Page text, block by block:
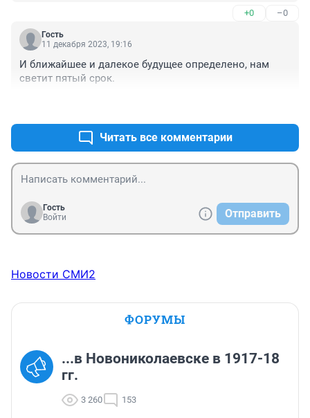
+0 –0
Гость
11 декабря 2023, 19:16
И ближайшее и далекое будущее определено, нам
светит пятый срок.
Читать все комментарии
Гость
Войти
Отправить
Новости СМИ2
ФОРУМЫ
...в Новониколаевске в 1917-18
гг.
3 260 153